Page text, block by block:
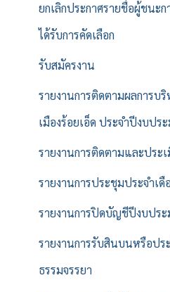
ยกเลิกประกาศรายชื่อผู้ชนะ
ได้รับการคัดเลือก
รับสมัครงาน
รายงานการติดตามผลการบ
เมืองร้อยเอ็ด ประจำปีงบปร
รายงานการติดตามและปร
รายงานการประชุมประจำเดื
รายงานการปิดบัญชีปีงบปร
รายงานการรับสินบนหรือปร
ธรรมจรรยา